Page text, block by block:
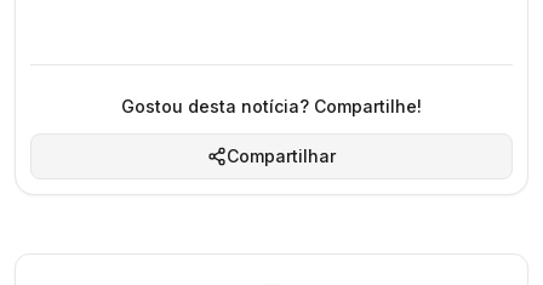
Gostou desta notícia? Compartilhe!
Compartilhar